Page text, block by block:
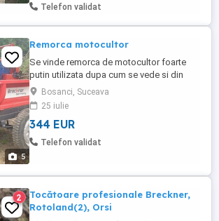
Telefon validat
5
Remorca motocultor
Se vinde remorca de motocultor foarte
putin utilizata dupa cum se vede si din
poze, functioneaza si ruleaza foarte bine.
Se poate vedea si testa in Bosanci,
Suceava. pretul este fix. Pentru informatii
sunati la . Nu am timt sa raspiund la
mesajele.
Bosanci, Suceava
25 iulie
344 EUR
Telefon validat
2
Tocătoare profesionale Breckner,
Rotoland(2), Orsi